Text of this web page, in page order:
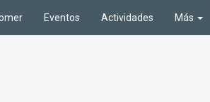
Eventos Actividades Más